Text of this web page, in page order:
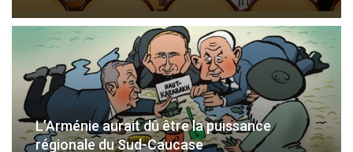
L’Arménie aurait dû être la puissance
régionale du Sud-Caucase